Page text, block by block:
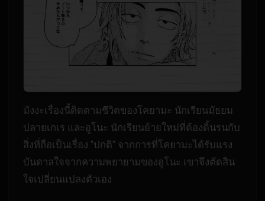
มังงะเรื่องนี้ติดตามชีวิตของโคยามะ นักเรียนมัธยม
ปลายเกเร และอูโนะ นักเรียนย้ายใหม่ที่ต้องดิ้นรนกับ
สิ่งที่ถือเป็นเรื่อง "ปกติ" จากการที่โคยามะได้รับแรง
บันดาลใจจากความพยายามของอูโนะ เขาจึงตัดสิน
ใจเปลี่ยนแปลงตัวเอง